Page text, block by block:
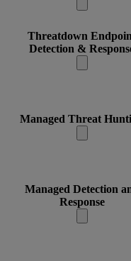
Threatdown
Detection &
Managed Threat
Managed Detection
Response